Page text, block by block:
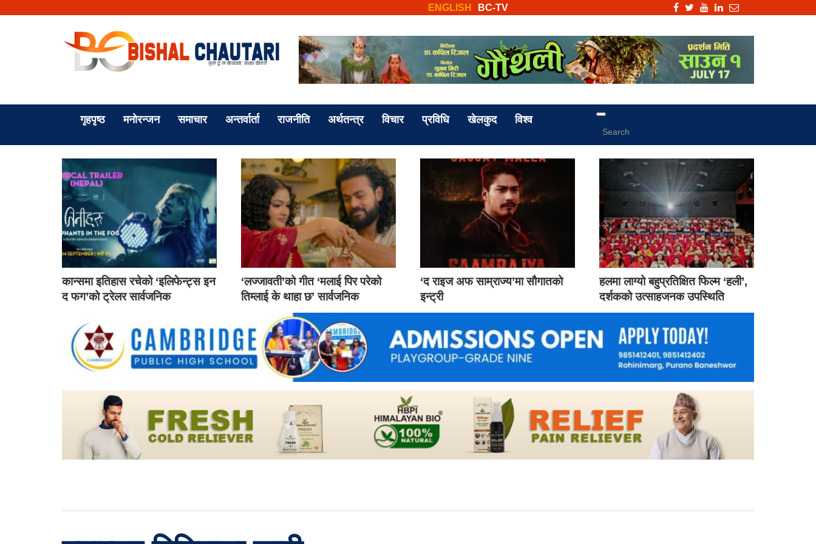
BC-TV
ENGLISH
गृहपृष्ठ मनोरन्जन समाचार अन्तर्वार्ता राजनीति अर्थतन्त्र विचार प्रविधि खेलकुद विश्व
कान्समा इतिहास रचेको ‘इलिफेन्ट्स इन
द फग’को ट्रेलर सार्वजनिक
‘लज्जावती’को गीत ‘मलाई पिर परेको
तिम्लाई के थाहा छ’ सार्वजनिक
‘द राइज अफ साम्राज्य’मा सौगातको
इन्ट्री
हलमा लाग्यो बहुप्रतिक्षित फिल्म ‘हली’,
दर्शकको उत्साहजनक उपस्थिति